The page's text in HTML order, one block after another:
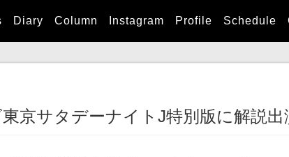
Diary Column Instagram Profile Schedule
京サタデーナイトJ特別版に解説出